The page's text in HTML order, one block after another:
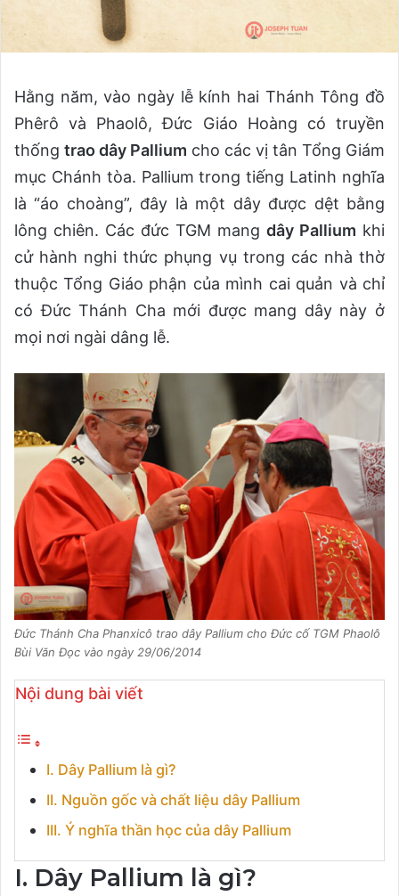
Hằng năm, vào ngày lễ kính hai Thánh Tông đồ
Phêrô và Phaolô, Đức Giáo Hoàng có truyền
thống trao dây Pallium cho các vị tân Tổng Giám
mục Chánh tòa. Pallium trong tiếng Latinh nghĩa
là “áo choàng”, đây là một dây được dệt bằng
lông chiên. Các đức TGM mang dây Pallium khi
cử hành nghi thức phụng vụ trong các nhà thờ
thuộc Tổng Giáo phận của mình cai quản và chỉ
có Đức Thánh Cha mới được mang dây này ở
mọi nơi ngài dâng lễ.
Đức Thánh Cha Phanxicô trao dây Pallium cho Đức cố TGM Phaolô
Bùi Văn Đọc vào ngày 29/06/2014
Nội dung bài viết
I. Dây Pallium là gì?
II. Nguồn gốc và chất liệu dây Pallium
III. Ý nghĩa thần học của dây Pallium
I. Dây Pallium là gì?